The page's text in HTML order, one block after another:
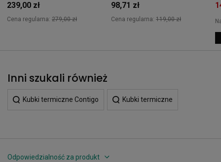
239,00 zł
Cena regularna: 279,00 zł
98,71 zł
Cena regularna: 119,00 zł
Inni szukali również
Kubki termiczne Contigo Kubki termiczne
Odpowiedzialność za produkt